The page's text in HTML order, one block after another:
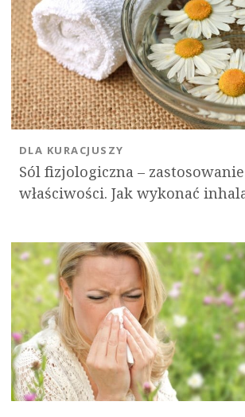
Sól fizjologiczna –
właściwości. Jak wykonać
DLA KURACJUSZY